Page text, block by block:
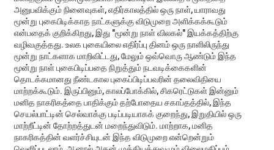
அனுபவிக்கும் நினைவுகள், எதிர்காலத்தில் ஒரு நாள், யாராவது
மூன்று புகைபிடிக்காத நாட்களுக்கு விடுமுறை அளிக்கக்கூடும்
என்பதைக் குறிக்கிறது, இது "மூன்று நாள் விலகல்" இயக்கத்திற்கு
வழிவகுத்தது. உலக புகையிலை எதிர்ப்பு தினம் ஒரு நாளிலிருந்து
மூன்று நாட்களாக மாறிவிட்டது, மேலும் ஒவ்வொரு ஆண்டும் இந்த
மூன்று நாள் புகைபிடிப்பதை நிறுத்தும் நடவடிக்கைகளின்
தொடக்கமானது நீண்டகால புகைப்பிடிப்பவரின் தலைவிதியை
மாற்றக்கூடும். இருப்பினும், காலப்போக்கில், சிகரெட்டுகள் இன்னும்
மனித நாகரிகத்தை பாதிக்கும் தற்போதைய சகாப்தத்தில், இந்த
செயல்பாட்டின் செல்வாக்கு படிப்படியாகக் குறைந்து, இறுதியில் ஒரு
மாற்றீட்டின் தோற்றத்துடன் மறைந்துவிடும். மாற்றாக, மனித
நாகரிகத்தின் வளர்ச்சியுடன் இந்த விடுமுறை என்றென்றும்